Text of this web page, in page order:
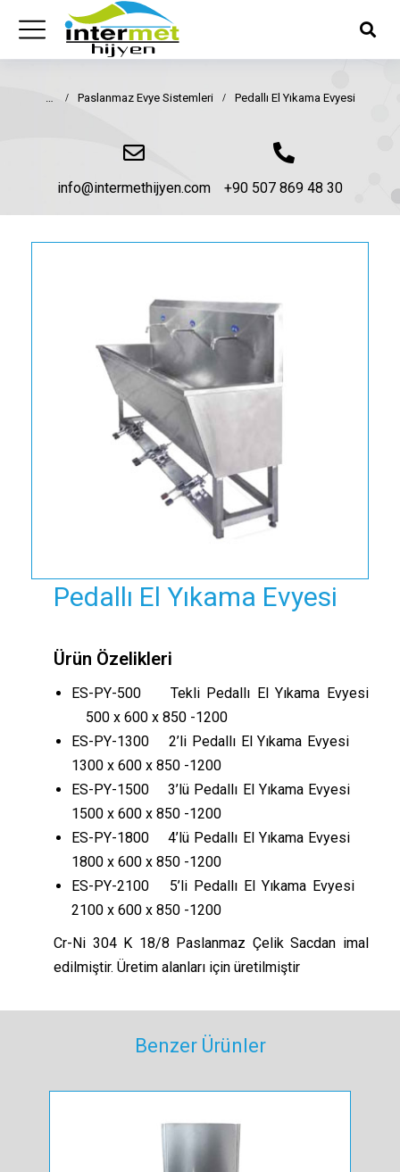
You are here:Paslanmaz Evye Sistemleri Pedallı El Yıkama Evyesi
info@intermethijyen.com +90 507 869 48 30
Pedallı El Yıkama Evyesi
Ürün Özelikleri
ES-PY-500 Tekli Pedallı El Yıkama Evyesi
500 x 600 x 850 -1200
ES-PY-1300 2’li Pedallı El Yıkama Evyesi
1300 x 600 x 850 -1200
ES-PY-1500 3’lü Pedallı El Yıkama Evyesi
1500 x 600 x 850 -1200
ES-PY-1800 4’lü Pedallı El Yıkama Evyesi
1800 x 600 x 850 -1200
ES-PY-2100 5’li Pedallı El Yıkama Evyesi
2100 x 600 x 850 -1200
Cr-Ni 304 K 18/8 Paslanmaz Çelik Sacdan imal
edilmiştir. Üretim alanları için üretilmiştir
Benzer Ürünler